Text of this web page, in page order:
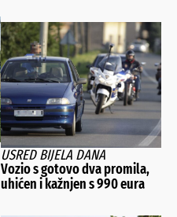
USRED BIJELA DANA
Vozio s gotovo dva promila,
uhićen i kažnjen s 990 eura